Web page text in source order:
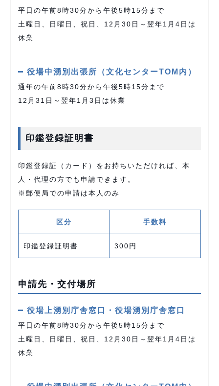
平日の午前8時30分から午後5時15分まで
土曜日、日曜日、祝日、12月30日～翌年1月4日は
休業
役場中湧別出張所（文化センターTOM内）
通年の午前8時30分から午後5時15分まで
12月31日～翌年1月3日は休業
印鑑登録証明書
印鑑登録証（カード）をお持ちいただければ、本
人・代理の方でも申請できます。
※郵便局での申請は本人のみ
区分 手数料
印鑑登録証明書 300円
申請先・交付場所
役場上湧別庁舎窓口・役場湧別庁舎窓口
平日の午前8時30分から午後5時15分まで
土曜日、日曜日、祝日、12月30日～翌年1月4日は
休業